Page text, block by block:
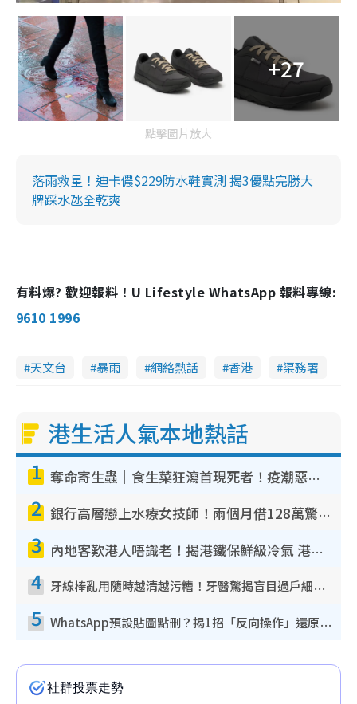
+27
點擊圖片放大
落雨救星！迪卡儂$229防水鞋實測 揭3優點完勝大
牌踩水氹全乾爽
有料爆? 歡迎報料！U Lifestyle WhatsApp 報料專線:
9610 1996
天文台 暴雨 網絡熱話 香港 渠務署
港生活人氣本地熱話
1 奪命寄生蟲｜食生菜狂瀉首現死者！疫潮惡化錄1.8萬宗病例 揭洗菜3大謬誤
2 銀行高層戀上水療女技師！兩個月借128萬驚覺「沉船」沉落火海 揭背後疑似邪教操控賣淫
3 內地客歎港人唔識老！揭港鐵保鮮級冷氣 港人求放過：咪投訴
4 牙線棒亂用隨時越清越污糟！牙醫驚揭盲目過戶細菌恐致蛀牙：呢種先係日常真保養
5 WhatsApp預設貼圖點刪？揭1招「反向操作」還原簡潔介面 附3步實測教學